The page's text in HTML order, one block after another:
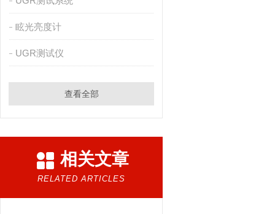
眩光亮度计
UGR测试仪
查看全部
相关文章
RELATED ARTICLES